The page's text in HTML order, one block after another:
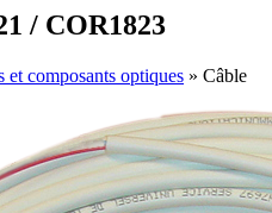
/ COR1823
et composants optiques » Câble